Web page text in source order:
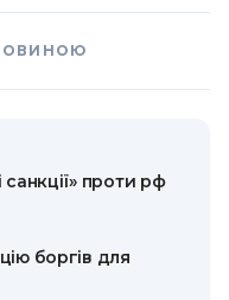
проти рф
боргів для